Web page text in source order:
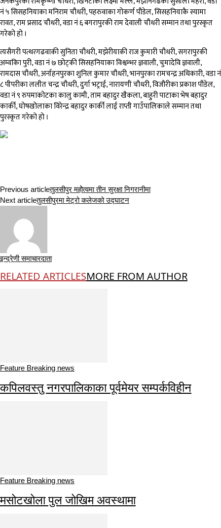
नं ५ सिसहनियाका मनिराम चौधरी, पहरुवाका गोकर्ण पौडेल, सिसहनियाकै स्यामा
रावत, राम प्रसाद चौधरी, वडा नं ६ बगरापुरकी राम देवाली चौधरी सम्मान तथा पुरस्कृत
गरेको हो ।
त्यसैगरी पत्थरगढवाकी सुनिता चौधरी, मझेरीयाकी राज कुमारी चौधरी, सगरापुरकी
अम्वकिा पुरी, वडा नं ७ छोट्की सिसहनियाका विश्वम्भर ज्ञवाली, चुमादेवि ज्ञवाली,
रामदास चौधरी, अर्नाहनपुरका शुनिल कुमार चौधरी, भानपुरका रामचन्द्र अधिकारी, वडा नं
८ पीपरीका ललीत चन्द्र चौधरी, दुर्गा भट्राई, नारायणी चौधरी, विजौरीका प्रकाश पौडेल,
वडा नं ९ रुपमाकोटका कालु कामी, ताम बहादुर खैकला, बाहुरी पाटाका भेष बहादुर
कार्की, घोषखोलाका विरेन्द्र बहादुर कार्की लाई राप्ती गाउँपालिकाले सम्मान तथा
पुरस्कृत गरेको हो ।
Previous articleतुलसीपुर महोेत्वमा तीन सुरक्षा निगरानीमा
Next articleतुलसीपुरमा मेट्रो कलेजको उद्घाटन
इन्द्रेणी समाचारदाता
RELATED ARTICLESMORE FROM AUTHOR
Feature Breaking news
कपिलवस्तु नगरपालिकाका पूर्वमेयर सम्पर्कविहीन
Feature Breaking news
मसोटखोला पुल जोखिम अवस्थामा